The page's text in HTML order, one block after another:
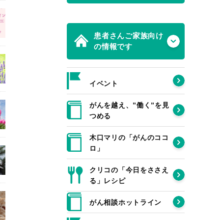
患者さんご家族向け
の情報です
イベント
がんを越え、”働く”を見
つめる
木口マリの「がんのココ
ロ」
クリコの「今日をささえ
る」レシピ
がん相談ホットライン